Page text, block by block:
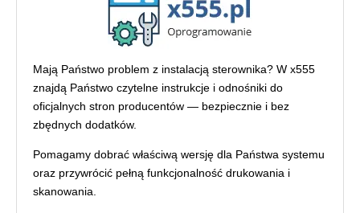
Mają Państwo problem z instalacją sterownika? W x555
znajdą Państwo czytelne instrukcje i odnośniki do
oficjalnych stron producentów — bezpiecznie i bez
zbędnych dodatków.
Pomagamy dobrać właściwą wersję dla Państwa systemu
oraz przywrócić pełną funkcjonalność drukowania i
skanowania.